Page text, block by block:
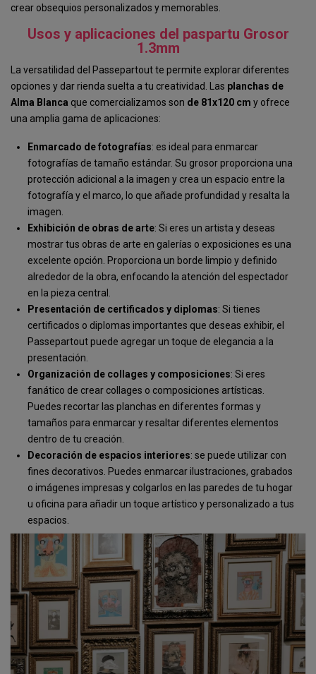
crear obsequios personalizados y memorables.
Usos y aplicaciones del paspartu Grosor
1.3mm
La versatilidad del Passepartout te permite explorar diferentes
opciones y dar rienda suelta a tu creatividad. Las planchas de
Alma Blanca que comercializamos son de 81x120 cm y ofrece
una amplia gama de aplicaciones:
Enmarcado de fotografías: es ideal para enmarcar
fotografías de tamaño estándar. Su grosor proporciona una
protección adicional a la imagen y crea un espacio entre la
fotografía y el marco, lo que añade profundidad y resalta la
imagen.
Exhibición de obras de arte: Si eres un artista y deseas
mostrar tus obras de arte en galerías o exposiciones es una
excelente opción. Proporciona un borde limpio y definido
alrededor de la obra, enfocando la atención del espectador
en la pieza central.
Presentación de certificados y diplomas: Si tienes
certificados o diplomas importantes que deseas exhibir, el
Passepartout puede agregar un toque de elegancia a la
presentación.
Organización de collages y composiciones: Si eres
fanático de crear collages o composiciones artísticas.
Puedes recortar las planchas en diferentes formas y
tamaños para enmarcar y resaltar diferentes elementos
dentro de tu creación.
Decoración de espacios interiores: se puede utilizar con
fines decorativos. Puedes enmarcar ilustraciones, grabados
o imágenes impresas y colgarlos en las paredes de tu hogar
u oficina para añadir un toque artístico y personalizado a tus
espacios.